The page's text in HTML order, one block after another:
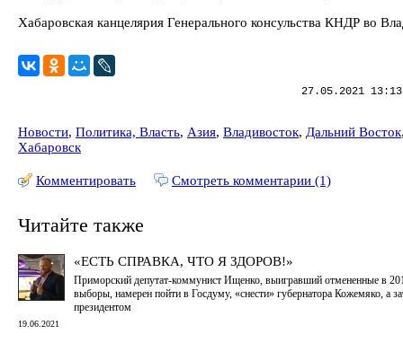
Хабаровская канцелярия Генерального консульства КНДР во
27.05.2021
Новости, Политика, Власть, Азия, Владивосток, Дальний Восток
Хабаровск
Комментировать Смотреть комментарии (1)
Читайте также
«ЕСТЬ СПРАВКА, ЧТО Я ЗДОРОВ!»
Приморский депутат-коммунист Ищенко, выигравший отмененные в
выборы, намерен пойти в Госдуму, «снести» губернатора Кожемяко, а
президентом
19.06.2021